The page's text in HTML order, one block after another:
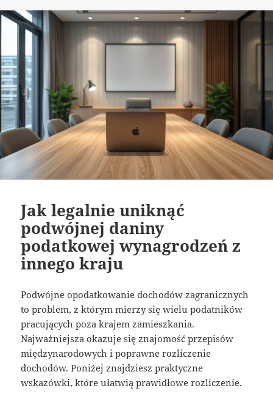
Jak legalnie uniknąć
podwójnej daniny
podatkowej wynagrodzeń z
innego kraju
Podwójne opodatkowanie dochodów zagranicznych
to problem, z którym mierzy się wielu podatników
pracujących poza krajem zamieszkania.
Najważniejsza okazuje się znajomość przepisów
międzynarodowych i poprawne rozliczenie
dochodów. Poniżej znajdziesz praktyczne
wskazówki, które ułatwią prawidłowe rozliczenie.